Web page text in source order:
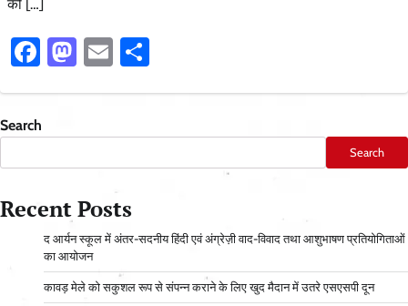
को […]
Facebook
Mastodon
Email
Search
Search
Recent Posts
द आर्यन स्कूल में अंतर-सदनीय हिंदी एवं अंग्रेज़ी वाद-विवाद तथा आशुभाषण प्रतियोगिताओं
का आयोजन
कावड़ मेले को सकुशल रूप से संपन्न कराने के लिए खुद मैदान में उतरे एसएसपी दून